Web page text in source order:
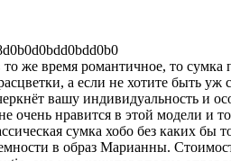
же время романтичное, то
а если не хотите быть
вашу индивидуальность и
нравится в этой модели и
сумка хобо без каких
в образ Марианны.